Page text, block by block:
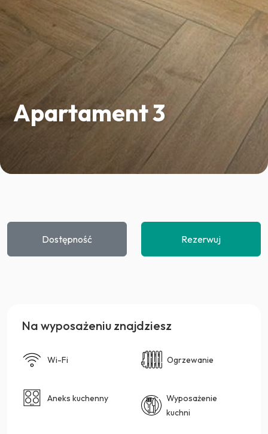
Apartament 3
Dostępność Rezerwuj
Na wyposażeniu znajdziesz
Wi-Fi Ogrzewanie
Aneks kuchenny
Wyposażenie
kuchni